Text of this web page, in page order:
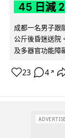
45 日減
成都一名男子跟
公斤後昏迷送院
及多器官功能障
23 4 ↗